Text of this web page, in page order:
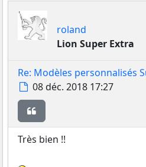
roland
Lion Super Extra
Re: Modèles personnalisés
Message
08 déc. 2018 17:27
Très bien !!